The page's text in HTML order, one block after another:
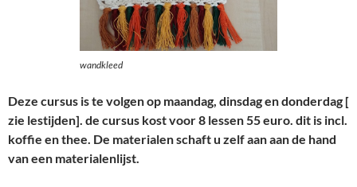
wandkleed
Deze cursus is te volgen op maandag, dinsdag en donderdag [
zie lestijden]. de cursus kost voor 8 lessen 55 euro. dit is incl.
koffie en thee. De materialen schaft u zelf aan aan de hand
van een materialenlijst.